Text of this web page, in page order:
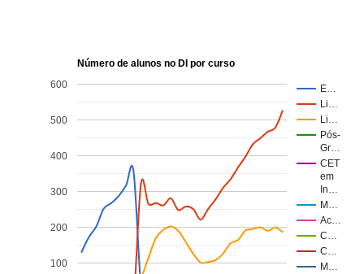
Número de alunos no DI por curso
E…
Li…
Li…
Pós-
Gr…
CET
em
In…
M…
Ac…
C…
C…
M…
100
200
300
400
500
600